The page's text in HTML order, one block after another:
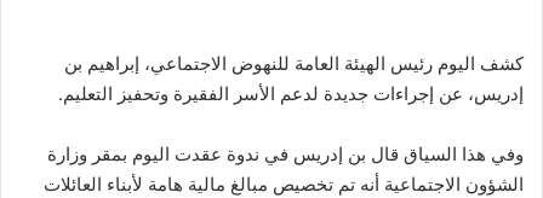
كشف اليوم رئيس الهيئة العامة للنهوض الاجتماعي، إبراهيم بن
إدريس، عن إجراءات جديدة لدعم الأسر الفقيرة وتحفيز التعليم.
وفي هذا السياق قال بن إدريس في ندوة عقدت اليوم بمقر وزارة
الشؤون الاجتماعية أنه تم تخصيص مبالغ مالية هامة لأبناء العائلات